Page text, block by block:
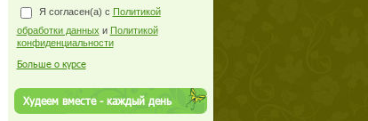
Я согласен(а) с Политикой
обработки данных и Политикой
конфиденциальности
Больше о курсе
Худеем вместе - каждый день